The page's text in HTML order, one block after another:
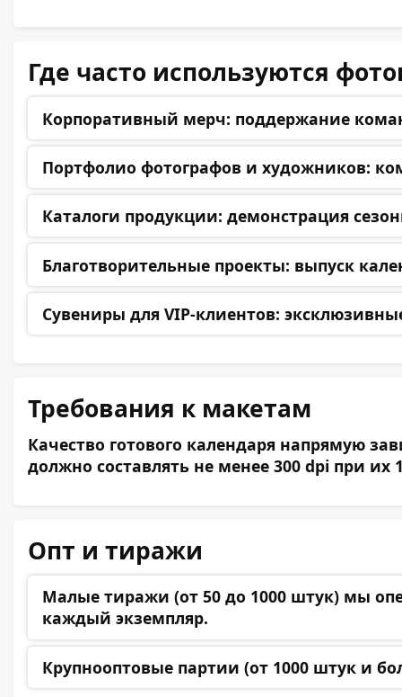
Где часто используются
Корпоративный мерч: поддержание
Портфолио фотографов и художников:
Каталоги продукции: демонстрация
Благотворительные проекты: выпуск
Сувениры для VIP-клиентов:
Требования к макетам
Качество готового календаря напрямую
должно составлять не менее 300 dpi при
Опт и тиражи
Малые тиражи (от 50 до 1000 штук) мы
каждый экземпляр.
Крупнооптовые партии (от 1000 штук и